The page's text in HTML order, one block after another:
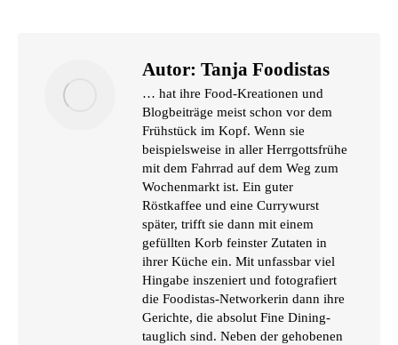
Autor: Tanja Foodistas
… hat ihre Food-Kreationen und
Blogbeiträge meist schon vor dem
Frühstück im Kopf. Wenn sie
beispielsweise in aller Herrgottsfrühe
mit dem Fahrrad auf dem Weg zum
Wochenmarkt ist. Ein guter
Röstkaffee und eine Currywurst
später, trifft sie dann mit einem
gefüllten Korb feinster Zutaten in
ihrer Küche ein. Mit unfassbar viel
Hingabe inszeniert und fotografiert
die Foodistas-Networkerin dann ihre
Gerichte, die absolut Fine Dining-
tauglich sind. Neben der gehobenen